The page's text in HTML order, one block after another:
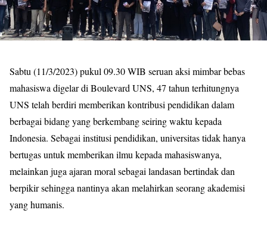
Sabtu (11/3/2023) pukul 09.30 WIB seruan aksi mimbar bebas
mahasiswa digelar di Boulevard UNS, 47 tahun terhitungnya
UNS telah berdiri memberikan kontribusi pendidikan dalam
berbagai bidang yang berkembang seiring waktu kepada
Indonesia. Sebagai institusi pendidikan, universitas tidak hanya
bertugas untuk memberikan ilmu kepada mahasiswanya,
melainkan juga ajaran moral sebagai landasan bertindak dan
berpikir sehingga nantinya akan melahirkan seorang akademisi
yang humanis.